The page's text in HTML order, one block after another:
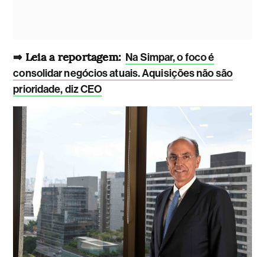
⇒ Leia a reportagem: Na Simpar, o foco é
consolidar negócios atuais. Aquisições não são
prioridade, diz CEO